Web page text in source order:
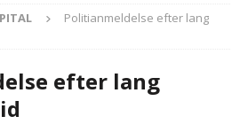
Politianmeldelse efter lang
efter lang